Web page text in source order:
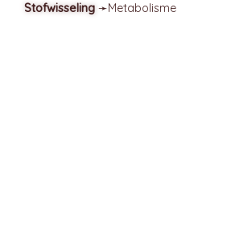
Stofwisseling ➛Metabolisme